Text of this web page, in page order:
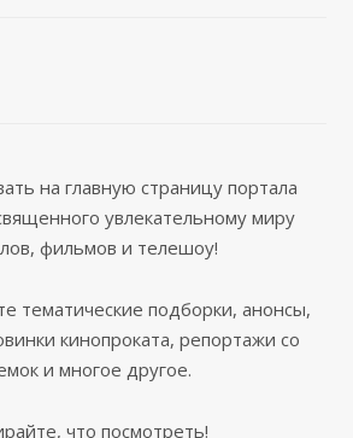
на главную страницу портала
увлекательному миру
фильмов и телешоу!
тематические подборки, анонсы,
кинопроката, репортажи со
и многое другое.
что посмотреть!